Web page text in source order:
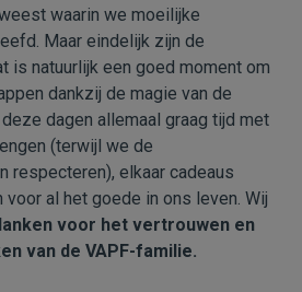
waarin we moeilijke
Maar eindelijk zijn de
is natuurlijk een goed moment om
dankzij de magie van de
dagen allemaal graag tijd met
(terwijl we de
respecteren), elkaar cadeaus
voor al het goede in ons leven. Wij
voor het vertrouwen en
van de VAPF-familie.